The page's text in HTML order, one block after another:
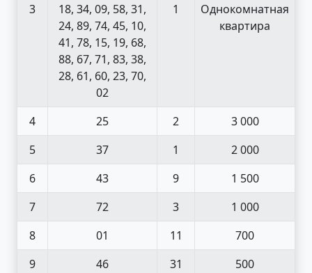
3
18, 34, 09, 58, 31,
24, 89, 74, 45, 10,
41, 78, 15, 19, 68,
88, 67, 71, 83, 38,
28, 61, 60, 23, 70,
02
1
Однокомнатная
квартира
4 25 2
3 000
5
37 1
2 000
6
43 9
1 500
7
72 3
1 000
8
01 11
700
9
46 31
500